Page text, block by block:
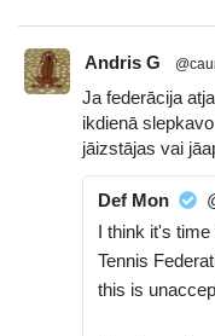
Andris G
Ja federācija
ikdienā
jāizstājas vai
Def Mon
I think it's time
Tennis
this is